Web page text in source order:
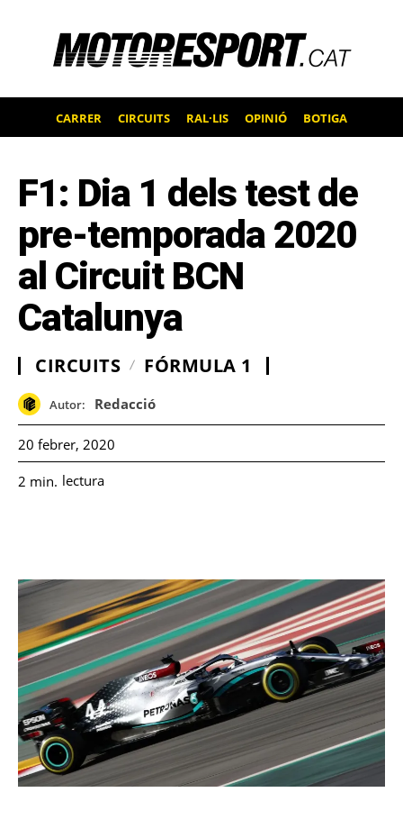
CARRER CIRCUITS RAL·LIS OPINIÓ BOTIGA
F1: Dia 1 dels test de
pre-temporada 2020
al Circuit BCN
Catalunya
CIRCUITS FÓRMULA 1
Autor: Redacció
20 febrer, 2020
2 min. lectura